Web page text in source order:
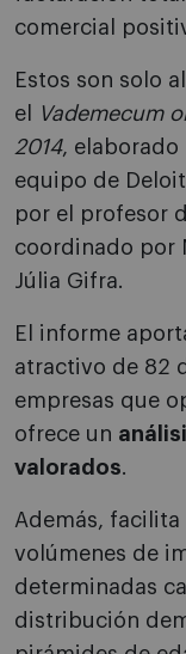
comercial
Estos son solo
el
Vademecum
2014, elaborado
equipo de
por el profesor
coordinado por
Júlia Gifra.
El informe
atractivo de 82
empresas que
ofrece un
valorados.
Además,
volúmenes de
determinadas
distribución